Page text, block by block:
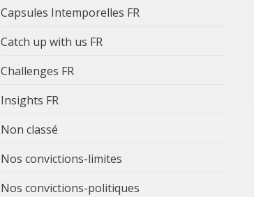
Capsules Intemporelles FR
Catch up with us FR
Challenges FR
Insights FR
Non classé
Nos convictions-limites
Nos convictions-politiques